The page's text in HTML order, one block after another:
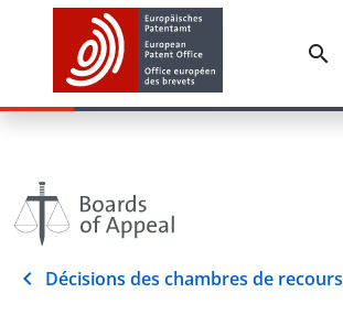
Décisions des chambres de recours